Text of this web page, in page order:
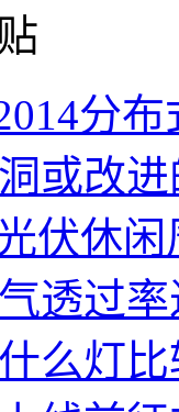
分
或改
伏休
透过
么灯